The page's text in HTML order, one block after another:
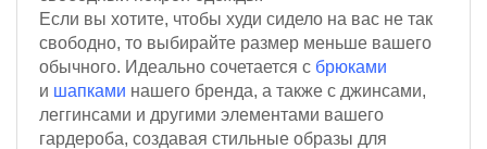
Если вы хотите, чтобы худи сидело на вас не так
свободно, то выбирайте размер меньше вашего
обычного. Идеально сочетается с брюками
и шапками нашего бренда, а также с джинсами,
леггинсами и другими элементами вашего
гардероба, создавая стильные образы для